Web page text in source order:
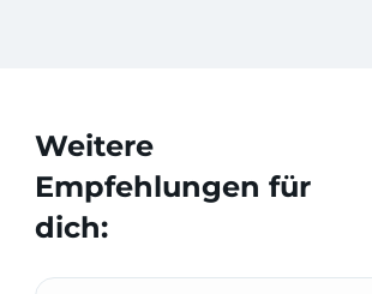
Weitere
Empfehlungen für
dich: